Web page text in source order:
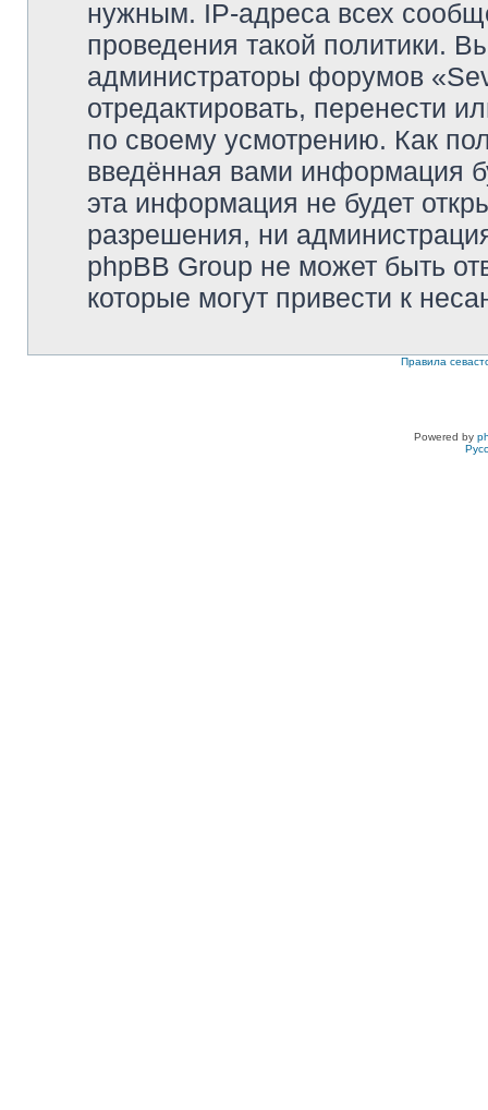
нужным. IP-адреса всех
проведения такой политики.
администраторы форумов
отредактировать, перенести
по своему усмотрению. Как
введённая вами информация
эта информация не будет
разрешения, ни
phpBB Group не может быть
которые могут привести к
Правила
Powered by